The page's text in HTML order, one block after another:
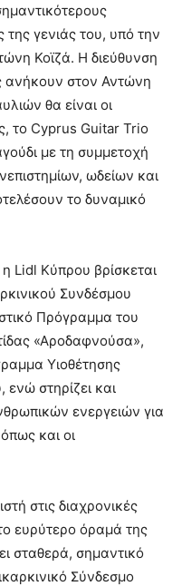
της γενιάς του, υπό την
Κοϊζά. Η διεύθυνση
ανήκουν στον Αντώνη
θα είναι οι
το Cyprus Guitar Trio
με τη συμμετοχή
ωδείων και
το δυναμικό
Lidl Κύπρου βρίσκεται
Συνδέσμου
Πρόγραμμα του
«Αροδαφνούσα»,
Υιοθέτησης
στηρίζει και
ενεργειών για
και οι
στις διαχρονικές
ευρύτερο όραμά της
σταθερά, σημαντικό
Σύνδεσμο